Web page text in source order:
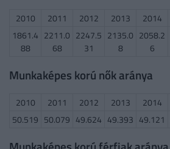
2010 2011 2012 2013 2014
1861.4
88
2211.0
68
2247.5
31
2135.0
8
2058.2
6
Munkaképes korú nők aránya
2010 2011 2012 2013 2014
50.519 50.079 49.624 49.393 49.121